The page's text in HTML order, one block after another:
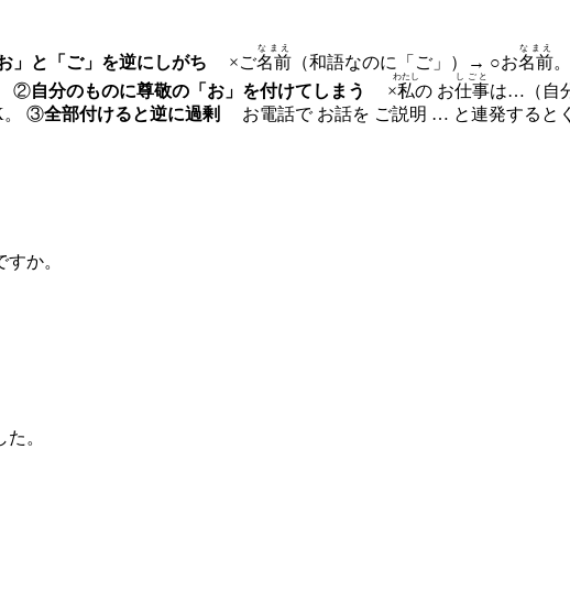
お」と「ご」を逆にしがち ×ご名前
なまえ
（和語なのに「ご」）→ ○お名前
なまえ
②自分のものに尊敬の「お」を付けてしまう ×私
わたし
の お仕事
しごと
は…（自
。 ③全部付けると逆に過剰 お電話で お話を ご説明 … と連発するとく
か。
た。